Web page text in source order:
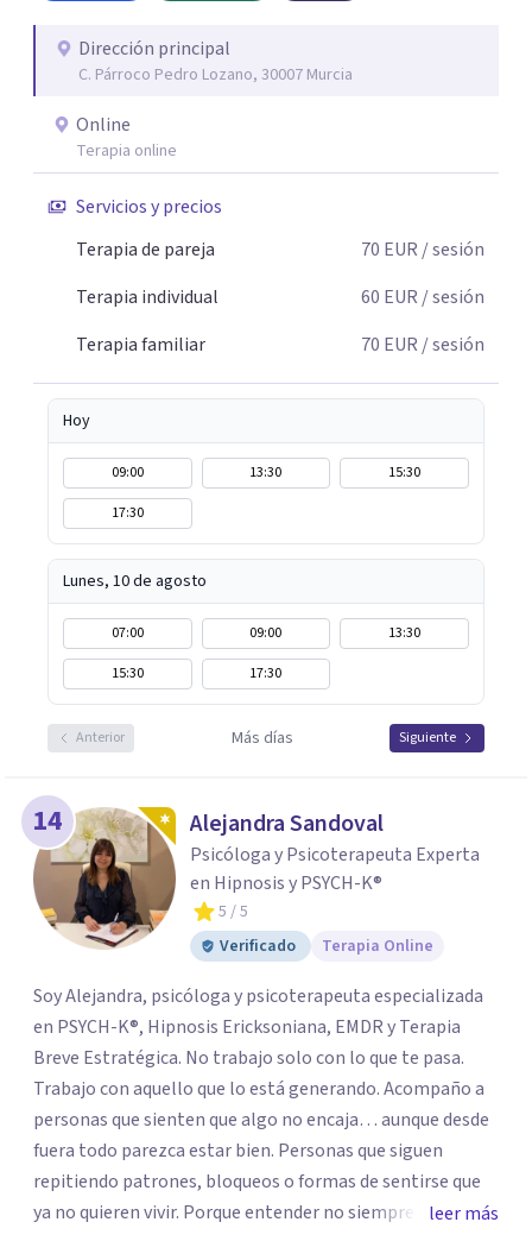
aquellas decisiones en tu vida que te puedan llevar a estar
mejor con lo que piensas y con lo que haces.
Dirección principal
C. Párroco Pedro Lozano, 30007 Murcia
Online
Terapia online
Servicios y precios
Terapia de pareja
70 EUR / sesión
Terapia individual
60 EUR / sesión
Terapia familiar
70 EUR / sesión
Hoy
09:00 13:30
15:30
17:30
Lunes, 10 de agosto
07:00 09:00
13:30
15:30
17:30
Anterior Más días Siguiente
14 Alejandra Sandoval
Psicóloga y Psicoterapeuta Experta
en Hipnosis y PSYCH-K®
5 / 5
Verificado
Terapia Online
Soy Alejandra, psicóloga y psicoterapeuta especializada
en PSYCH-K®, Hipnosis Ericksoniana, EMDR y Terapia
Breve Estratégica. No trabajo solo con lo que te pasa.
Trabajo con aquello que lo está generando. Acompaño a
personas que sienten que algo no encaja… aunque desde
fuera todo parezca estar bien. Personas que siguen
repitiendo patrones, bloqueos o formas de sentirse que
ya no quieren vivir. Porque entender no siempre
leer más